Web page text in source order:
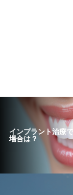
インプラント治療
場合は？